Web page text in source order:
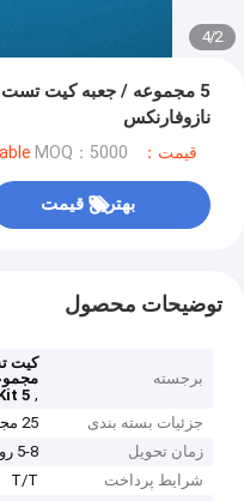
2
/
4
نازوفارنکس
قیمت：negotiable MOQ：5000 عدد
بهترین قیمت
توضیحات محصول
برجسته
مجموعه 5 کیت تست
,
5 Sets Rapid COVID 19 Testing Kit
جزئیات بسته بندی
25 مجموعه در هر جعبه، 50 جعبه در یک کارتن
زمان تحویل
5-8 روز کاری
شرایط پرداخت
T/T